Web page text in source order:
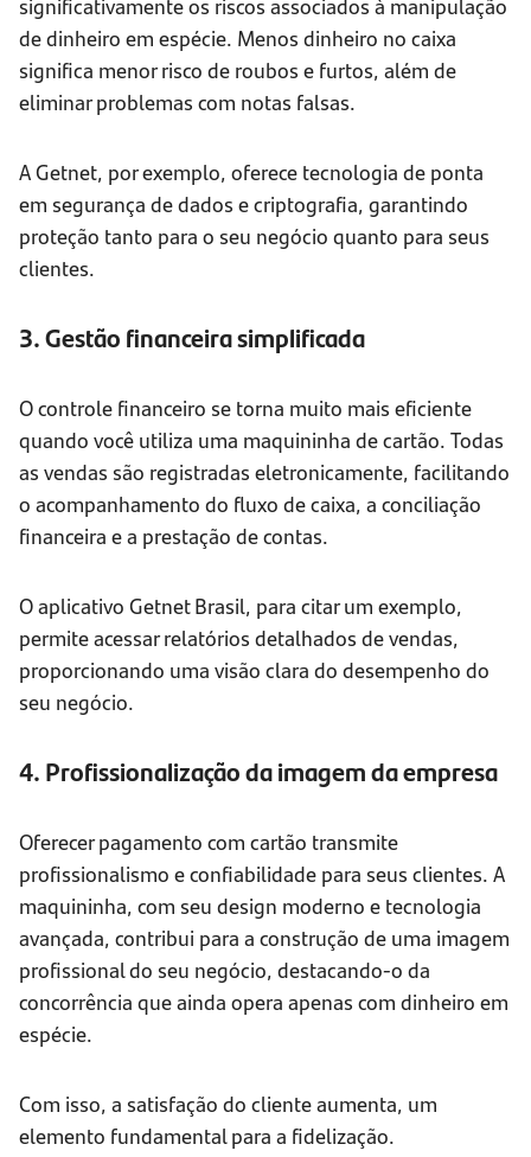
de dinheiro em espécie. Menos dinheiro no caixa
significa menor risco de roubos e furtos, além de
eliminar problemas com notas falsas.
A Getnet, por exemplo, oferece tecnologia de ponta
em segurança de dados e criptografia, garantindo
proteção tanto para o seu negócio quanto para seus
clientes.
3. Gestão financeira simplificada
O controle financeiro se torna muito mais eficiente
quando você utiliza uma maquininha de cartão. Todas
as vendas são registradas eletronicamente, facilitando
o acompanhamento do fluxo de caixa, a conciliação
financeira e a prestação de contas.
O aplicativo Getnet Brasil, para citar um exemplo,
permite acessar relatórios detalhados de vendas,
proporcionando uma visão clara do desempenho do
seu negócio.
4. Profissionalização da imagem da empresa
Oferecer pagamento com cartão transmite
profissionalismo e confiabilidade para seus clientes. A
maquininha, com seu design moderno e tecnologia
avançada, contribui para a construção de uma imagem
profissional do seu negócio, destacando-o da
concorrência que ainda opera apenas com dinheiro em
espécie.
Com isso, a satisfação do cliente aumenta, um
elemento fundamental para a fidelização.